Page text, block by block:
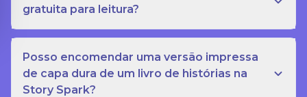
gratuita para leitura?
Posso encomendar uma versão impressa
de capa dura de um livro de histórias na
Story Spark?